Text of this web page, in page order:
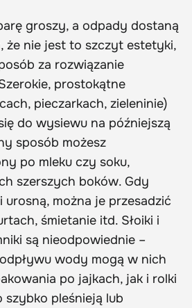
groszy, a odpady dostaną
że nie jest to szczyt estetyki,
za rozwiązanie
prostokątne
pieczarkach, zieleninie)
do wysiewu na późniejszą
sposób możesz
po mleku czy soku,
szerszych boków. Gdy
urosną, można je przesadzić
śmietanie itd. Słoiki i
są nieodpowiednie –
wody mogą w nich
po jajkach, jak i rolki
szybko pleśnieją lub